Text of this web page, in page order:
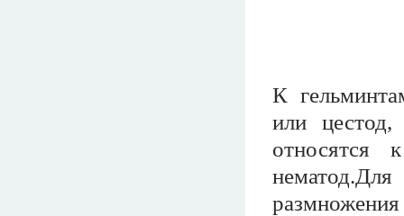
К
или цестод,
относятся